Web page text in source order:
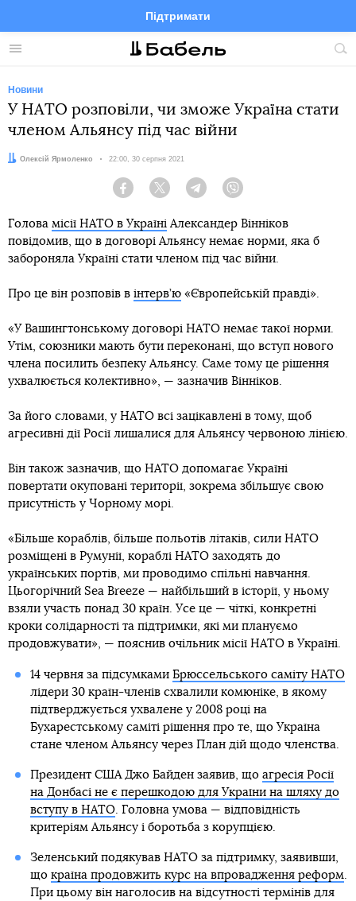
Меню
Підтримати
FacebookTelegramTwitter
Новини
У НАТО розповіли, чи зможе Україна стати
членом Альянсу під час війни
Автор:
Олексій Ярмоленко Дата:
22:00, 30 серпня 2021
Facebook Twitter Telegram
Голова місії НАТО в Україні Александер Вінніков
повідомив, що в договорі Альянсу немає норми, яка б
забороняла Україні стати членом під час війни.
Про це він розповів в інтерв’ю «Європейській правді».
«У Вашингтонському договорі НАТО немає такої норми.
Утім, союзники мають бути переконані, що вступ нового
члена посилить безпеку Альянсу. Саме тому це рішення
ухвалюється колективно», — зазначив Вінніков.
За його словами, у НАТО всі зацікавлені в тому, щоб
агресивні дії Росії лишалися для Альянсу червоною лінією.
Він також зазначив, що НАТО допомагає Україні
повертати окуповані території, зокрема збільшує свою
присутність у Чорному морі.
«Більше кораблів, більше польотів літаків, сили НАТО
розміщені в Румунії, кораблі НАТО заходять до
українських портів, ми проводимо спільні навчання.
Цьогорічний Sea Breeze — найбільший в історії, у ньому
взяли участь понад 30 країн. Усе це — чіткі, конкретні
кроки солідарності та підтримки, які ми плануємо
продовжувати», — пояснив очільник місії НАТО в Україні.
14 червня за підсумками Брюссельського саміту НАТО
лідери 30 країн-членів схвалили комюніке, в якому
підтверджується ухвалене у 2008 році на
Бухарестському саміті рішення про те, що Україна
стане членом Альянсу через План дій щодо членства.
Президент США Джо Байден заявив, що агресія Росії
на Донбасі не є перешкодою для України на шляху до
вступу в НАТО. Головна умова — відповідність
критеріям Альянсу і боротьба з корупцією.
Зеленський подякував НАТО за підтримку, заявивши,
що країна продовжить курс на впровадження реформ.
При цьому він наголосив на відсутності термінів для